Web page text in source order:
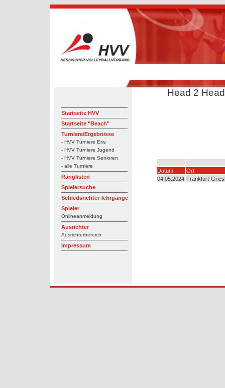
Startseite HVV
Startseite "Beach"
Turniere/Ergebnisse
- HVV Turniere Erw.
- HVV Turniere Jugend
- HVV Turniere Senioren
- alle Turniere
Ranglisten
Spielersuche
Schiedsrichter-lehrgänge
Spieler
Onlineanmeldung
Ausrichter
Ausrichterbereich
Impressum
Head 2
Datum
Ort
04.05.2024 Frankfurt-